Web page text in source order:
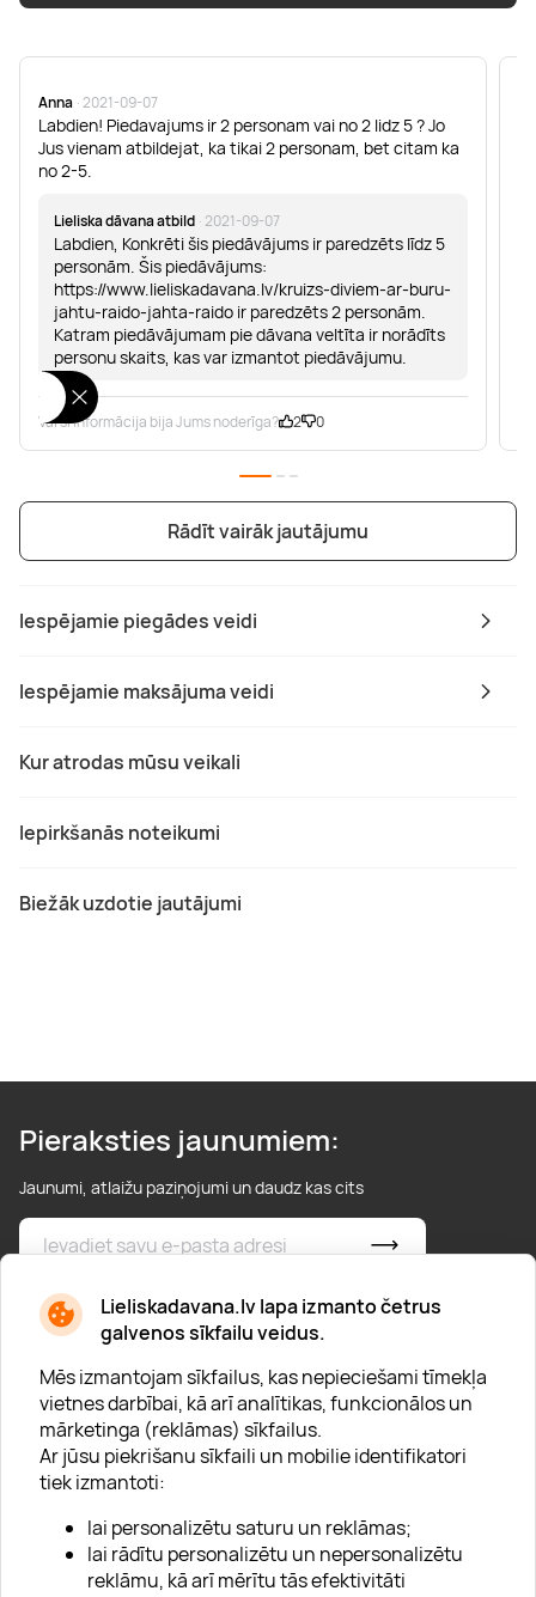
Lieliskadavana.lv lapa izmanto četrus
galvenos sīkfailu veidus.
Mēs izmantojam sīkfailus, kas nepieciešami tīmekļa
vietnes darbībai, kā arī analītikas, funkcionālos un
mārketinga (reklāmas) sīkfailus.
Ar jūsu piekrišanu sīkfaili un mobilie identifikatori
tiek izmantoti:
lai personalizētu saturu un reklāmas;
lai rādītu personalizētu un nepersonalizētu
reklāmu, kā arī mērītu tās efektivitāti
Iespējamie piegādes veidi
Iespējamie maksājuma veidi
Kur atrodas mūsu veikali
Iepirkšanās noteikumi
Biežāk uzdotie jautājumi
Anna · 2021-09-07
Labdien! Piedavajums ir 2 personam vai no 2 lidz 5 ? Jo
Jus vienam atbildejat, ka tikai 2 personam, bet citam ka
no 2-5.
Lieliska dāvana atbild · 2021-09-07
Labdien, Konkrēti šis piedāvājums ir paredzēts līdz 5
personām. Šis piedāvājums:
https://www.lieliskadavana.lv/kruizs-diviem-ar-buru-
jahtu-raido-jahta-raido ir paredzēts 2 personām.
Katram piedāvājumam pie dāvana veltīta ir norādīts
personu skaits, kas var izmantot piedāvājumu.
Vai šī informācija bija Jums noderīga? 2 0
Rādīt vairāk jautājumu
Pieraksties jaunumiem:
Jaunumi, atlaižu paziņojumi un daudz kas cits
* Esmu iepazinies/usies ar privātuma politiku
Par "Lieliska dāvana"
Uzņēmumiem